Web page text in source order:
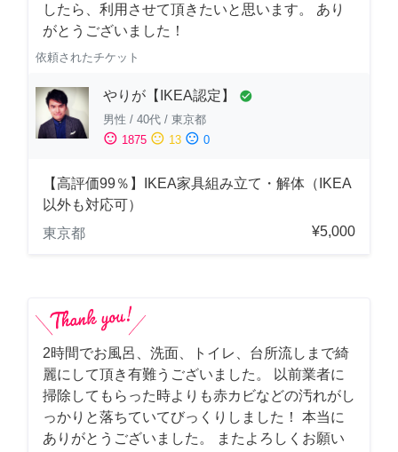
したら、利用させて頂きたいと思います。 あり
がとうございました！
依頼されたチケット
やりが【IKEA認定】 check_circle
男性 / 40代 / 東京都
sentiment_satisfied 1875 sentiment_neutral 13 sentiment_dissatisfied 0
【高評価99％】IKEA家具組み立て・解体（IKEA
以外も対応可）
東京都
¥5,000
2時間でお風呂、洗面、トイレ、台所流しまで綺
麗にして頂き有難うございました。 以前業者に
掃除してもらった時よりも赤カビなどの汚れがし
っかりと落ちていてびっくりしました！ 本当に
ありがとうございました。 またよろしくお願い